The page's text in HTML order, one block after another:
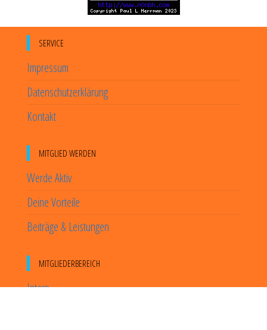
SERVICE
Impressum
Datenschutzerklärung
Kontakt
MITGLIED WERDEN
Werde Aktiv
Deine Vorteile
Beiträge & Leistungen
MITGLIEDERBEREICH
Intern